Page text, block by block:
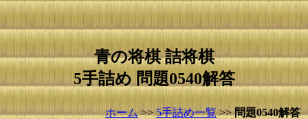
青の将棋 詰将棋
5手詰め 問題0540解答
ホーム>>5手詰め一覧>>問題0540解答